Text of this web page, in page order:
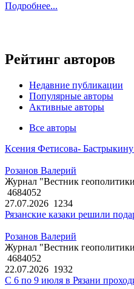
Подробнее...
Рейтинг авторов
Недавние публикации
Популярные авторы
Активные авторы
Все авторы
Ксения Фетисова-
Розанов Валерий
Журнал "Вестник
4684052
27.07.2026 1234
Рязанские казаки решили
Розанов Валерий
Журнал "Вестник
4684052
22.07.2026 1932
С 6 по 9 июля в Рязани